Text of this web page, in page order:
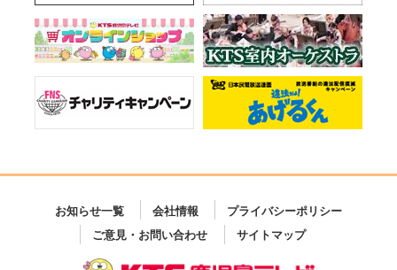
お知らせ一覧 会社情報
プライバシーポリシー
ご意見・お問い合わせ
サイトマップ